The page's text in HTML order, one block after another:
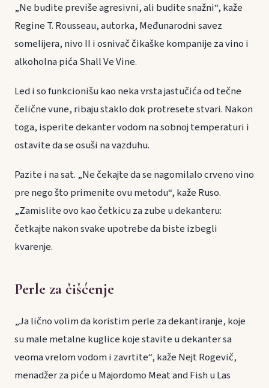
„Ne budite previše agresivni, ali budite snažni“, kaže
Regine T. Rousseau, autorka, Međunarodni savez
somelijera, nivo II i osnivač čikaške kompanije za vino i
alkoholna pića Shall Ve Vine.
Led i so funkcionišu kao neka vrsta jastučića od tečne
čelične vune, ribaju staklo dok protresete stvari. Nakon
toga, isperite dekanter vodom na sobnoj temperaturi i
ostavite da se osuši na vazduhu.
Pazite i na sat. „Ne čekajte da se nagomilalo crveno vino
pre nego što primenite ovu metodu“, kaže Ruso.
„Zamislite ovo kao četkicu za zube u dekanteru:
četkajte nakon svake upotrebe da biste izbegli
kvarenje.
Perle za čišćenje
„Ja lično volim da koristim perle za dekantiranje, koje
su male metalne kuglice koje stavite u dekanter sa
veoma vrelom vodom i zavrtite“, kaže Nejt Rogevič,
menadžer za piće u Majordomo Meat and Fish u Las